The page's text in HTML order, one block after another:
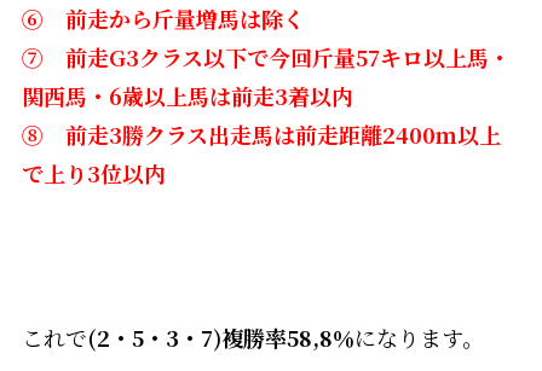
⑥ 前走から斤量増馬は除く
⑦ 前走G3クラス以下で今回斤量57キロ以上馬・
関西馬・6歳以上馬は前走3着以内
⑧ 前走3勝クラス出走馬は前走距離2400ｍ以上
で上り3位以内
これで(2・5・3・7)複勝率58,8％になります。